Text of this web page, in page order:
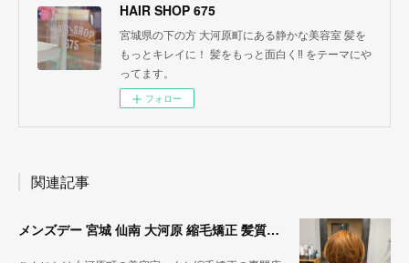
HAIR SHOP 675
宮城県の下の方 大河原町にある静かな美容室 髪を
もっとキレイに！ 髪をもっと面白く‼︎ をテーマにや
ってます。
フォロー
関連記事
メンズデー 宮城 仙南 大河原 縮毛矯正 髪質改善 ヘナ 美容室 SATO WORK SHOP